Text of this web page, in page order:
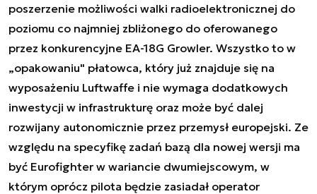
poszerzenie możliwości walki radioelektronicznej do
poziomu co najmniej zbliżonego do oferowanego
przez konkurencyjne EA-18G Growler. Wszystko to w
„opakowaniu" płatowca, który już znajduje się na
wyposażeniu Luftwaffe i nie wymaga dodatkowych
inwestycji w infrastrukturę oraz może być dalej
rozwijany autonomicznie przez przemysł europejski. Ze
względu na specyfikę zadań bazą dla nowej wersji ma
być Eurofighter w wariancie dwumiejscowym, w
którym oprócz pilota będzie zasiadał operator